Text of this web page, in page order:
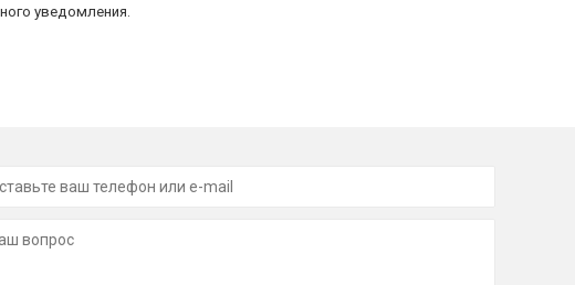
уведомления.